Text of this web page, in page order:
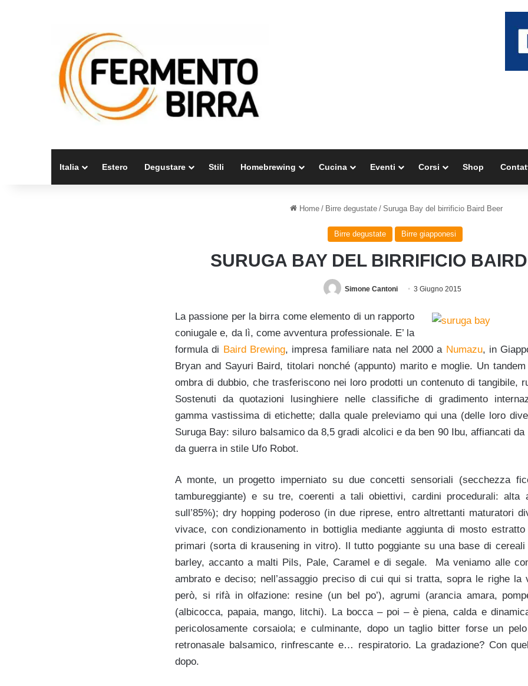
Italia Estero Degustare Stili Homebrewing Cucina Eventi Corsi Shop
Home / Birre degustate / Suruga Bay del birrificio Baird Beer
Birre degustate Birre giapponesi
SURUGA BAY DEL BIRRIFICIO
Simone Cantoni 3 Giugno 2015
La passione per la birra come elemento di un rapporto
coniugale e, da lì, come avventura professionale. E’ la
formula di Baird Brewing, impresa familiare nata nel 2000 a Numazu, in
Bryan and Sayuri Baird, titolari nonché (appunto) marito e moglie. Un
ombra di dubbio, che trasferiscono nei loro prodotti un contenuto di tangibile,
Sostenuti da quotazioni lusinghiere nelle classifiche di gradimento
gamma vastissima di etichette; dalla quale preleviamo qui una (delle loro
Suruga Bay: siluro balsamico da 8,5 gradi alcolici e da ben 90 Ibu, affiancati
da guerra in stile Ufo Robot.
A monte, un progetto imperniato su due concetti sensoriali (secchezza
tambureggiante) e su tre, coerenti a tali obiettivi, cardini procedurali: alta
sull’85%); dry hopping poderoso (in due riprese, entro altrettanti maturatori
vivace, con condizionamento in bottiglia mediante aggiunta di mosto estratto
primari (sorta di krausening in vitro). Il tutto poggiante su una base di
barley, accanto a malti Pils, Pale, Caramel e di segale. Ma veniamo alle
ambrato e deciso; nell’assaggio preciso di cui qui si tratta, sopra le righe la
però, si rifà in olfazione: resine (un bel po’), agrumi (arancia amara,
(albicocca, papaia, mango, litchi). La bocca – poi – è piena, calda e
pericolosamente corsaiola; e culminante, dopo un taglio bitter forse un
retronasale balsamico, rinfrescante e… respiratorio. La gradazione? Con
dopo.